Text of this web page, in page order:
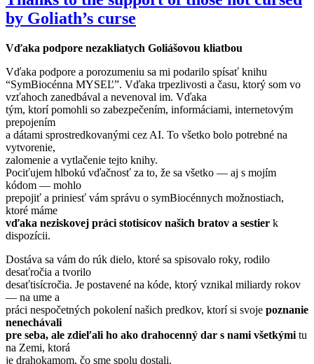
by Goliath’s curse
Vďaka podpore nezakliatych Goliášovou kliatbou
Vďaka podpore a porozumeniu sa mi podarilo spísať knihu
“SymBiocénna MYSEĽ”. Vďaka trpezlivosti a času, ktorý som vo
vzťahoch zanedbával a nevenoval im. Vďaka
tým, ktorí pomohli so zabezpečením, informáciami, internetovým
prepojením
a dátami sprostredkovanými cez AI. To všetko bolo potrebné na
vytvorenie,
zalomenie a vytlačenie tejto knihy.
Pociťujem hlbokú vďačnosť za to, že sa všetko — aj s mojím
kódom — mohlo
prepojiť a priniesť vám správu o symBiocénnych možnostiach,
ktoré máme
vďaka neziskovej práci stotisícov našich bratov a sestier k
dispozícii.
Dostáva sa vám do rúk dielo, ktoré sa spisovalo roky, rodilo
desaťročia a tvorilo
desaťtisícročia. Je postavené na kóde, ktorý vznikal miliardy rokov
— na ume a
práci nespočetných pokolení našich predkov, ktorí si svoje poznanie
nenechávali
pre seba, ale zdieľali ho ako drahocenný dar s nami všetkými tu
na Zemi, ktorá
je drahokamom, čo sme spolu dostali.